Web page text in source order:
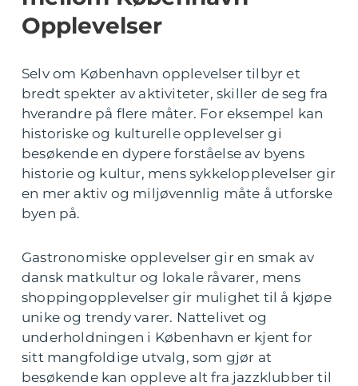
Opplevelser
Selv om København opplevelser tilbyr et
bredt spekter av aktiviteter, skiller de seg fra
hverandre på flere måter. For eksempel kan
historiske og kulturelle opplevelser gi
besøkende en dypere forståelse av byens
historie og kultur, mens sykkelopplevelser gir
en mer aktiv og miljøvennlig måte å utforske
byen på.
Gastronomiske opplevelser gir en smak av
dansk matkultur og lokale råvarer, mens
shoppingopplevelser gir mulighet til å kjøpe
unike og trendy varer. Nattelivet og
underholdningen i København er kjent for
sitt mangfoldige utvalg, som gjør at
besøkende kan oppleve alt fra jazzklubber til